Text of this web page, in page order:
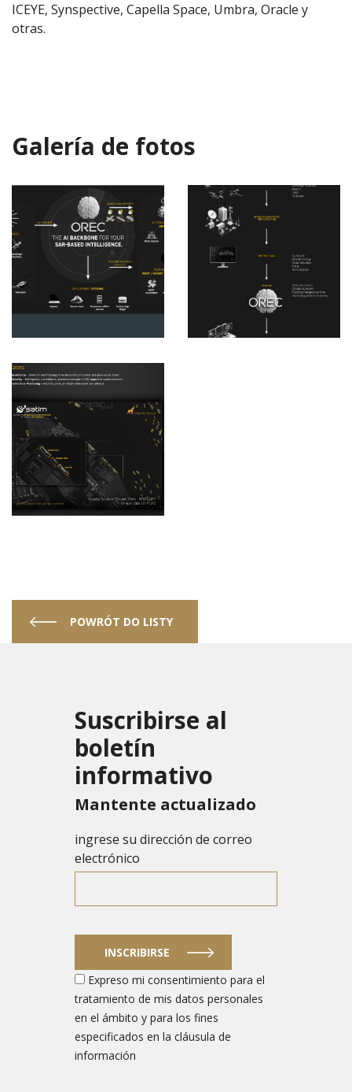
ICEYE, Synspective, Capella Space, Umbra, Oracle y
otras.
Galería de fotos
POWRÓT DO LISTY
Suscribirse al
boletín
informativo
Mantente actualizado
ingrese su dirección de correo
electrónico
INSCRIBIRSE
Expreso mi consentimiento para el
tratamiento de mis datos personales
en el ámbito y para los fines
especificados en la cláusula de
información